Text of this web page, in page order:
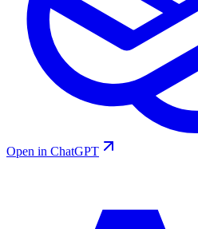
Open in ChatGPT